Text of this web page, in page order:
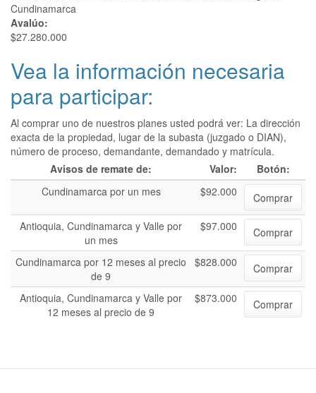
Cundinamarca
Avalúo:
$27.280.000
Vea la información necesaria
para participar:
Al comprar uno de nuestros planes usted podrá ver: La dirección
exacta de la propiedad, lugar de la subasta (juzgado o DIAN),
número de proceso, demandante, demandado y matrícula.
Avisos de remate de:
Valor:
Botón:
Cundinamarca por un mes
$92.000
Comprar
Antioquia, Cundinamarca y Valle por
un mes
$97.000 Comprar
Cundinamarca por 12 meses al precio
de 9
$828.000 Comprar
Antioquia, Cundinamarca y Valle por
12 meses al precio de 9
$873.000 Comprar